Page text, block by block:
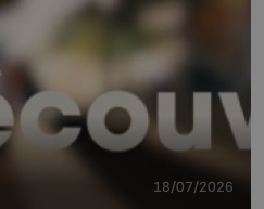
18/07/2026